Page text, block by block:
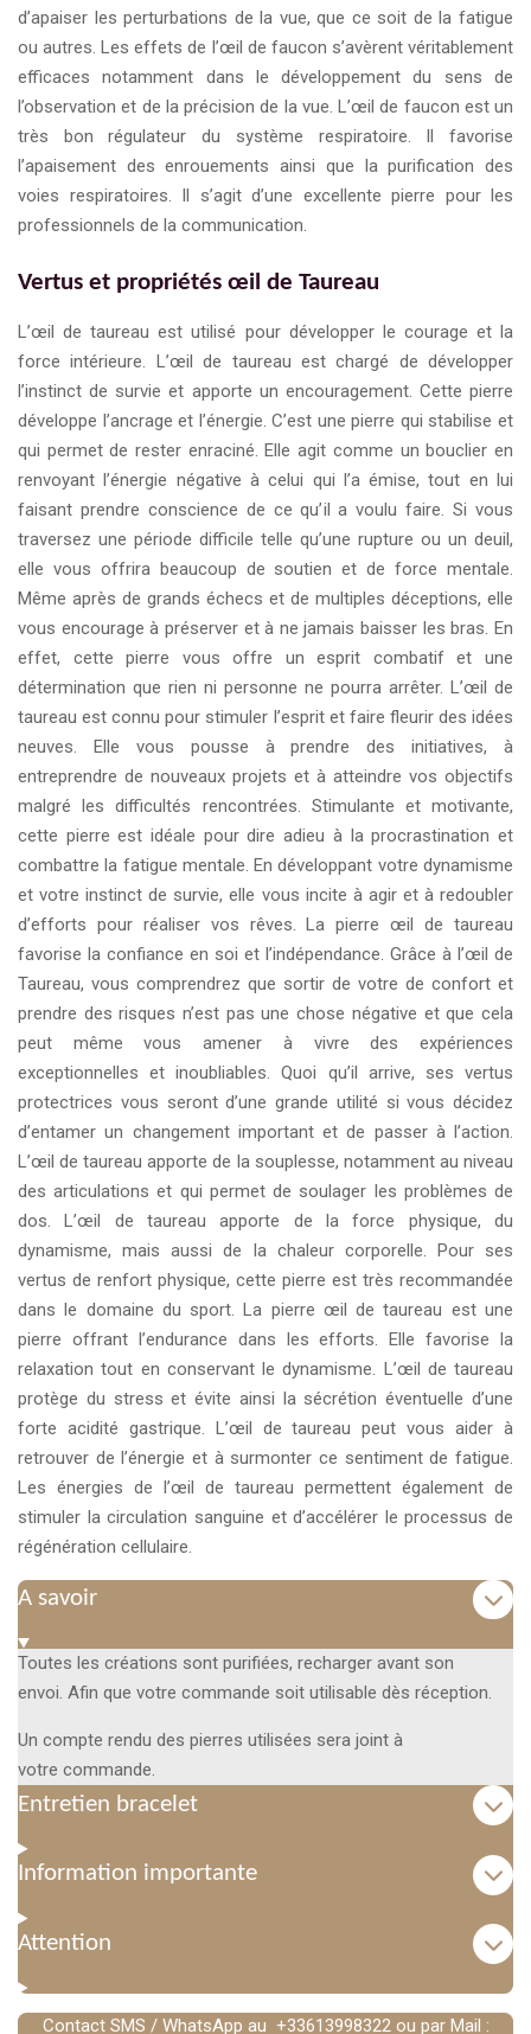
d’apaiser les perturbations de la vue, que ce soit de la fatigue
ou autres. Les effets de l’œil de faucon s’avèrent véritablement
efficaces notamment dans le développement du sens de
l’observation et de la précision de la vue. L’œil de faucon est un
très bon régulateur du système respiratoire. Il favorise
l’apaisement des enrouements ainsi que la purification des
voies respiratoires. Il s’agit d’une excellente pierre pour les
professionnels de la communication.
Vertus et propriétés œil de Taureau
L’œil de taureau est utilisé pour développer le courage et la
force intérieure. L’œil de taureau est chargé de développer
l’instinct de survie et apporte un encouragement. Cette pierre
développe l’ancrage et l’énergie. C’est une pierre qui stabilise et
qui permet de rester enraciné. Elle agit comme un bouclier en
renvoyant l’énergie négative à celui qui l’a émise, tout en lui
faisant prendre conscience de ce qu’il a voulu faire. Si vous
traversez une période difficile telle qu’une rupture ou un deuil,
elle vous offrira beaucoup de soutien et de force mentale.
Même après de grands échecs et de multiples déceptions, elle
vous encourage à préserver et à ne jamais baisser les bras. En
effet, cette pierre vous offre un esprit combatif et une
détermination que rien ni personne ne pourra arrêter. L’œil de
taureau est connu pour stimuler l’esprit et faire fleurir des idées
neuves. Elle vous pousse à prendre des initiatives, à
entreprendre de nouveaux projets et à atteindre vos objectifs
malgré les difficultés rencontrées. Stimulante et motivante,
cette pierre est idéale pour dire adieu à la procrastination et
combattre la fatigue mentale. En développant votre dynamisme
et votre instinct de survie, elle vous incite à agir et à redoubler
d’efforts pour réaliser vos rêves. La pierre œil de taureau
favorise la confiance en soi et l’indépendance. Grâce à l’œil de
Taureau, vous comprendrez que sortir de votre de confort et
prendre des risques n’est pas une chose négative et que cela
peut même vous amener à vivre des expériences
exceptionnelles et inoubliables. Quoi qu’il arrive, ses vertus
protectrices vous seront d’une grande utilité si vous décidez
d’entamer un changement important et de passer à l’action.
L’œil de taureau apporte de la souplesse, notamment au niveau
des articulations et qui permet de soulager les problèmes de
dos. L’œil de taureau apporte de la force physique, du
dynamisme, mais aussi de la chaleur corporelle. Pour ses
vertus de renfort physique, cette pierre est très recommandée
dans le domaine du sport. La pierre œil de taureau est une
pierre offrant l’endurance dans les efforts. Elle favorise la
relaxation tout en conservant le dynamisme. L’œil de taureau
protège du stress et évite ainsi la sécrétion éventuelle d’une
forte acidité gastrique. L’œil de taureau peut vous aider à
retrouver de l’énergie et à surmonter ce sentiment de fatigue.
Les énergies de l’œil de taureau permettent également de
stimuler la circulation sanguine et d’accélérer le processus de
régénération cellulaire.
A savoir
Toutes les créations sont purifiées, recharger avant son
envoi. Afin que votre commande soit utilisable dès réception.
Un compte rendu des pierres utilisées sera joint à
votre commande.
Entretien bracelet
Information importante
Attention
Contact SMS / WhatsApp au +33613998322 ou par Mail :